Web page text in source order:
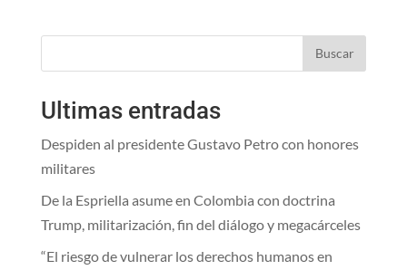
Buscar
Ultimas entradas
Despiden al presidente Gustavo Petro con honores
militares
De la Espriella asume en Colombia con doctrina
Trump, militarización, fin del diálogo y megacárceles
“El riesgo de vulnerar los derechos humanos en